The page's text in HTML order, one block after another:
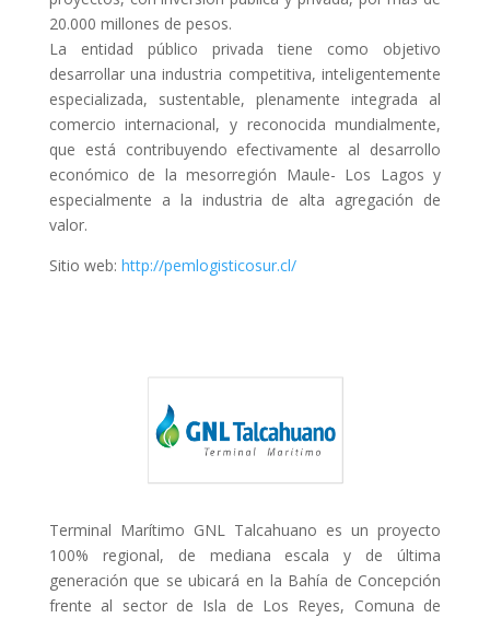
20.000 millones de pesos.
La entidad público privada tiene como objetivo
desarrollar una industria competitiva, inteligentemente
especializada, sustentable, plenamente integrada al
comercio internacional, y reconocida mundialmente,
que está contribuyendo efectivamente al desarrollo
económico de la mesorregión Maule- Los Lagos y
especialmente a la industria de alta agregación de
valor.
Sitio web: http://pemlogisticosur.cl/
Terminal Marítimo GNL Talcahuano es un proyecto
100% regional, de mediana escala y de última
generación que se ubicará en la Bahía de Concepción
frente al sector de Isla de Los Reyes, Comuna de